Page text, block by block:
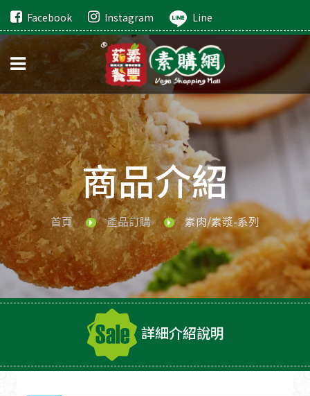
Facebook Instagram Line
商品介紹
首頁 產品訂購 素肉/素漿-系列
詳細介紹說明